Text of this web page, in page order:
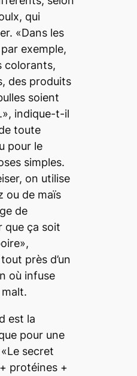
qui
«Dans les
exemple,
colorants,
des produits
soient
indique-t-il
toute
pour le
simples.
on utilise
ou de maïs
de
que ça soit
près d’un
où infuse
est la
pour une
secret
protéines +